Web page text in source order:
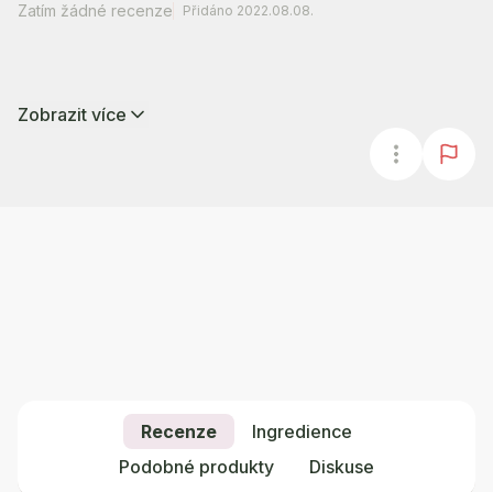
Zatím žádné recenze Přidáno 2022.08.08.
Zobrazit více
Recenze
Ingredience
Podobné produkty
Diskuse